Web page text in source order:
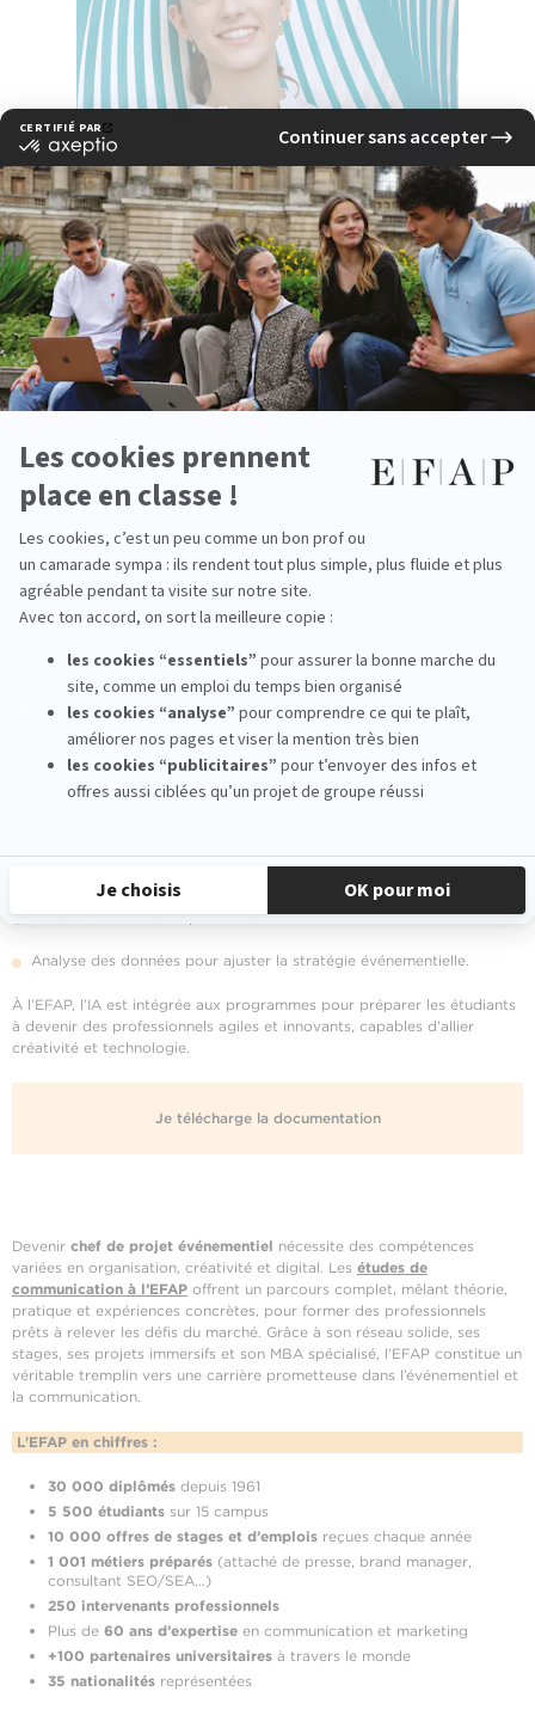
Témoignage d'une étudiante :
« La masterclass avec Jacques Séguéla a été
très intéressante et enrichissante. Il nous a
donné de nombreux conseils, notamment sur
et sur la probable non durabilité des choses.
Participer à ce type de projet me permet de
mettre en pratique mes connaissances et de
— Léa, étudiante en 5ᵉ année du MBA
Spécialisé Communication & Management
Événementiel
L’intelligence artificielle au service de
l’événementiel
L’intelligence artificielle révolutionne de plus en plus la communication
Création de contenus personnalisés et interactifs.
Analyse des données pour ajuster la stratégie événementielle.
À l’EFAP, l’IA est intégrée aux programmes pour préparer les étudiants
à devenir des professionnels agiles et innovants, capables d’allier
créativité et technologie.
Je télécharge la documentation
Devenir chef de projet événementiel nécessite des compétences
variées en organisation, créativité et digital. Les études de
communication à l’EFAP offrent un parcours complet, mêlant théorie,
pratique et expériences concrètes, pour former des professionnels
prêts à relever les défis du marché. Grâce à son réseau solide, ses
stages, ses projets immersifs et son MBA spécialisé, l’EFAP constitue un
véritable tremplin vers une carrière prometteuse dans l’événementiel et
la communication.
L'EFAP en chiffres :
30 000 diplômés depuis 1961
5 500 étudiants sur 15 campus
10 000 offres de stages et d’emplois reçues chaque année
1 001 métiers préparés (attaché de presse, brand manager,
consultant SEO/SEA…)
250 intervenants professionnels
Plus de 60 ans d’expertise en communication et marketing
+100 partenaires universitaires à travers le monde
35 nationalités représentées